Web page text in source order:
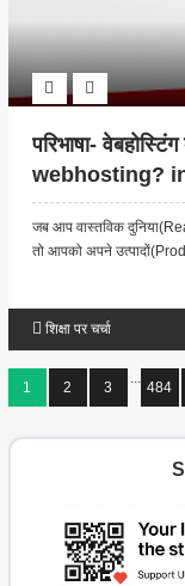
परिभाषा-
webhosting?
जब आप वास्तविक
तो आपको अपने
शिक्षा पर चर्चा
1 2 3
...
484